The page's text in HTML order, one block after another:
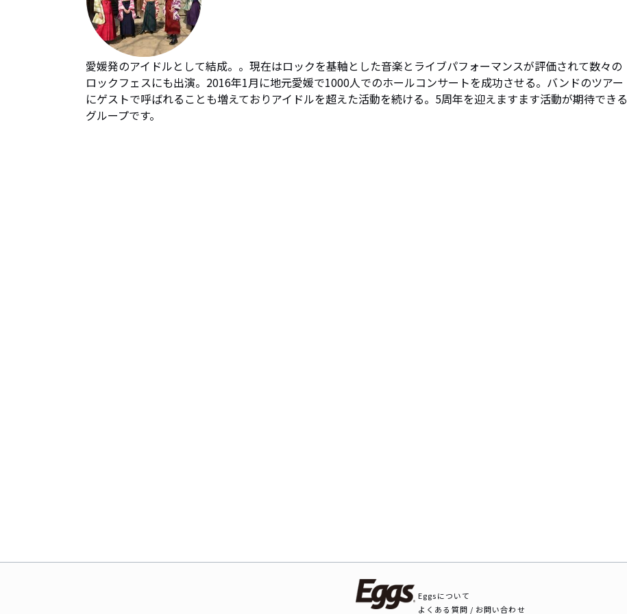
愛媛発のアイドルとして結成。。現在はロックを基軸とした音楽とライブパフォーマンスが評価されて数々の
ロックフェスにも出演。2016年1月に地元愛媛で1000人でのホールコンサートを成功させる。バンドのツアー
にゲストで呼ばれることも増えておりアイドルを超えた活動を続ける。5周年を迎えますます活動が期待できる
グループです。
Eggsについて
よくある質問 / お問い合わせ